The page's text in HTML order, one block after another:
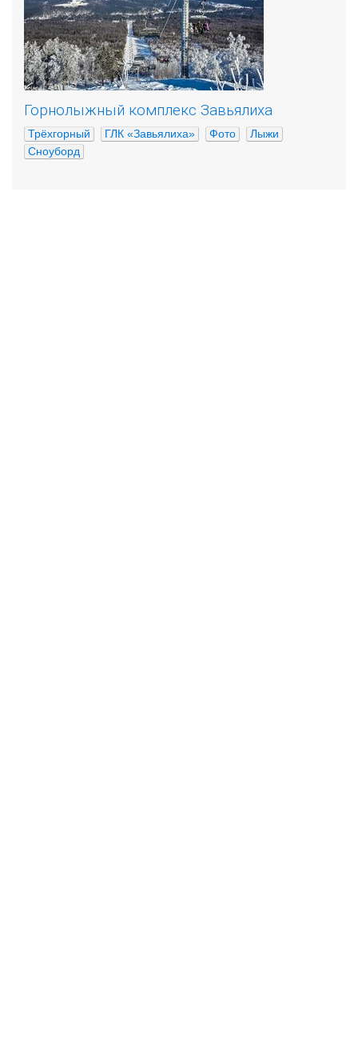
Горнолыжный комплекс Завьялиха
Трёхгорный ГЛК «Завьялиха» Фото
Лыжи
Сноуборд